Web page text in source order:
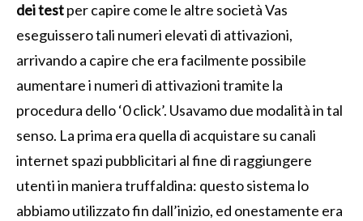
dei testper capire come le altre società Vas
eseguissero tali numeri elevati di attivazioni,
arrivando a capire che era facilmente possibile
aumentare i numeri di attivazioni tramite la
procedura dello ‘0 click’. Usavamo due modalità in tal
senso. La prima era quella di acquistare su canali
internet spazi pubblicitari al fine di raggiungere
utenti in maniera truffaldina: questo sistema lo
abbiamo utilizzato fin dall’inizio, ed onestamente era